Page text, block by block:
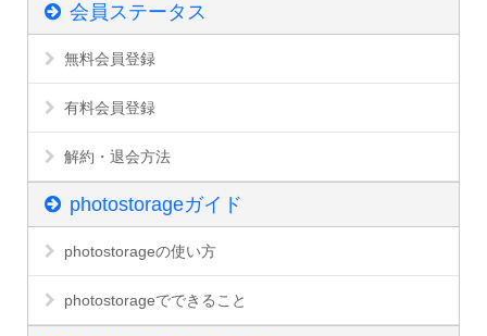
会員ステータス
無料会員登録
有料会員登録
解約・退会方法
photostorageガイド
photostorageの使い方
photostorageでできること